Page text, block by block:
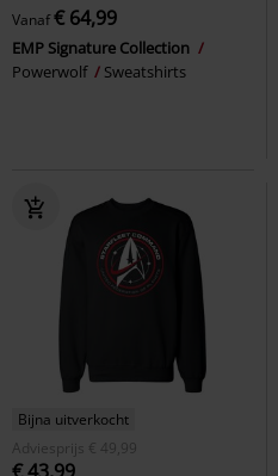
Vanaf€ 64,99
EMP Signature Collection
Powerwolf
Sweatshirts
Bijna uitverkocht
Adviesprijs
€ 49,99
€ 43,99